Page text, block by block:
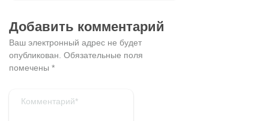
Добавить комментарий
Ваш электронный адрес не будет
опубликован. Обязательные поля
помечены *